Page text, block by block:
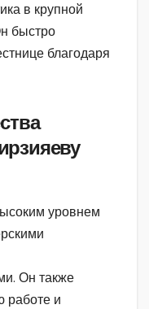
в крупной
быстро
благодаря
уровнем
Он также
работе и